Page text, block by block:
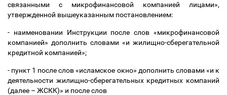
связанными с микрофинансовой компанией лицами»,
утвержденной вышеуказанным постановлением:
- наименовании Инструкции после слов «микрофинансовой
компанией» дополнить словами «и жилищно-сберегательной
кредитной компанией»;
- пункт 1 после слов «исламское окно» дополнить словами «и к
деятельности жилищно-сберегательных кредитных компаний
(далее – ЖСКК)» и после слов